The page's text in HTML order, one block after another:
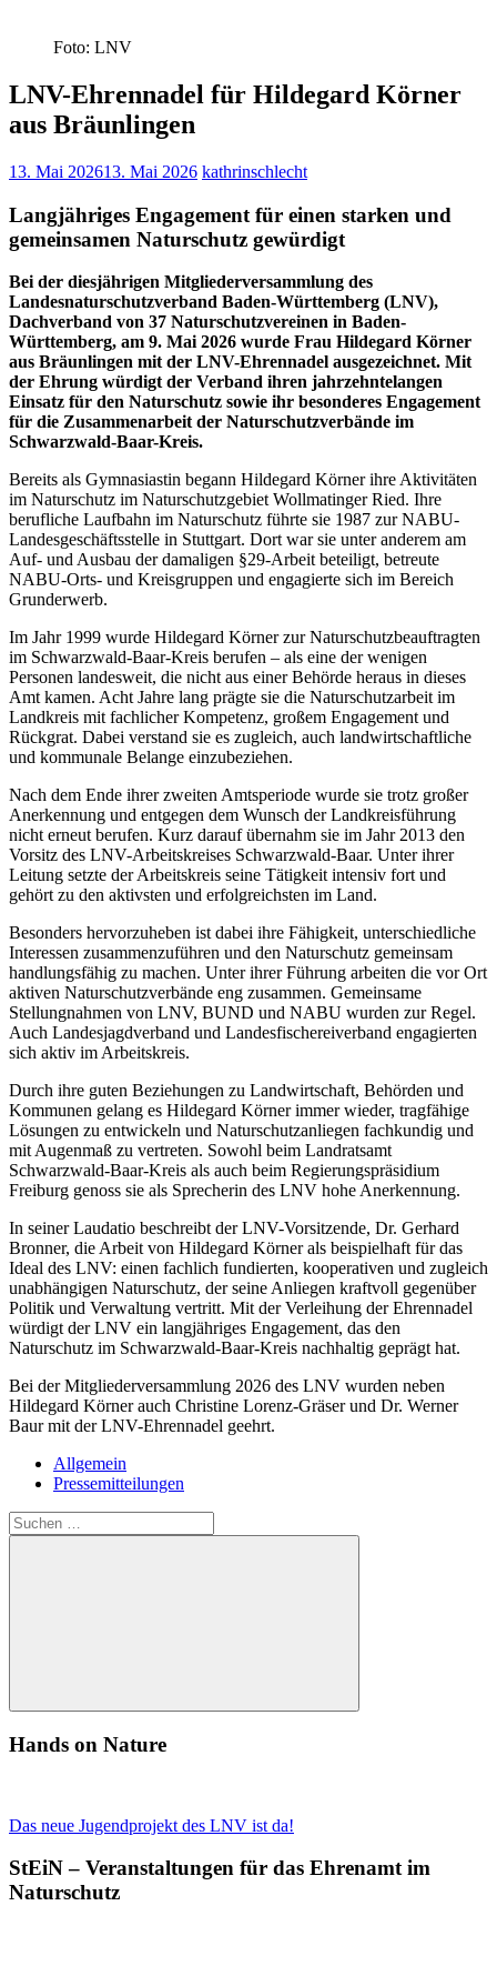
Foto: LNV
LNV-Ehrennadel für Hildegard Körner
aus Bräunlingen
13. Mai 202613. Mai 2026 kathrinschlecht
Langjähriges Engagement für einen starken und
gemeinsamen Naturschutz gewürdigt
Bei der diesjährigen Mitgliederversammlung des
Landesnaturschutzverband Baden-Württemberg (LNV),
Dachverband von 37 Naturschutzvereinen in Baden-
Württemberg, am 9. Mai 2026 wurde Frau Hildegard Körner
aus Bräunlingen mit der LNV-Ehrennadel ausgezeichnet. Mit
der Ehrung würdigt der Verband ihren jahrzehntelangen
Einsatz für den Naturschutz sowie ihr besonderes Engagement
für die Zusammenarbeit der Naturschutzverbände im
Schwarzwald-Baar-Kreis.
Bereits als Gymnasiastin begann Hildegard Körner ihre Aktivitäten
im Naturschutz im Naturschutzgebiet Wollmatinger Ried. Ihre
berufliche Laufbahn im Naturschutz führte sie 1987 zur NABU-
Landesgeschäftsstelle in Stuttgart. Dort war sie unter anderem am
Auf- und Ausbau der damaligen §29-Arbeit beteiligt, betreute
NABU-Orts- und Kreisgruppen und engagierte sich im Bereich
Grunderwerb.
Im Jahr 1999 wurde Hildegard Körner zur Naturschutzbeauftragten
im Schwarzwald-Baar-Kreis berufen – als eine der wenigen
Personen landesweit, die nicht aus einer Behörde heraus in dieses
Amt kamen. Acht Jahre lang prägte sie die Naturschutzarbeit im
Landkreis mit fachlicher Kompetenz, großem Engagement und
Rückgrat. Dabei verstand sie es zugleich, auch landwirtschaftliche
und kommunale Belange einzubeziehen.
Nach dem Ende ihrer zweiten Amtsperiode wurde sie trotz großer
Anerkennung und entgegen dem Wunsch der Landkreisführung
nicht erneut berufen. Kurz darauf übernahm sie im Jahr 2013 den
Vorsitz des LNV-Arbeitskreises Schwarzwald-Baar. Unter ihrer
Leitung setzte der Arbeitskreis seine Tätigkeit intensiv fort und
gehört zu den aktivsten und erfolgreichsten im Land.
Besonders hervorzuheben ist dabei ihre Fähigkeit, unterschiedliche
Interessen zusammenzuführen und den Naturschutz gemeinsam
handlungsfähig zu machen. Unter ihrer Führung arbeiten die vor Ort
aktiven Naturschutzverbände eng zusammen. Gemeinsame
Stellungnahmen von LNV, BUND und NABU wurden zur Regel.
Auch Landesjagdverband und Landesfischereiverband engagierten
sich aktiv im Arbeitskreis.
Durch ihre guten Beziehungen zu Landwirtschaft, Behörden und
Kommunen gelang es Hildegard Körner immer wieder, tragfähige
Lösungen zu entwickeln und Naturschutzanliegen fachkundig und
mit Augenmaß zu vertreten. Sowohl beim Landratsamt
Schwarzwald-Baar-Kreis als auch beim Regierungspräsidium
Freiburg genoss sie als Sprecherin des LNV hohe Anerkennung.
In seiner Laudatio beschreibt der LNV-Vorsitzende, Dr. Gerhard
Bronner, die Arbeit von Hildegard Körner als beispielhaft für das
Ideal des LNV: einen fachlich fundierten, kooperativen und zugleich
unabhängigen Naturschutz, der seine Anliegen kraftvoll gegenüber
Politik und Verwaltung vertritt. Mit der Verleihung der Ehrennadel
würdigt der LNV ein langjähriges Engagement, das den
Naturschutz im Schwarzwald-Baar-Kreis nachhaltig geprägt hat.
Bei der Mitgliederversammlung 2026 des LNV wurden neben
Hildegard Körner auch Christine Lorenz-Gräser und Dr. Werner
Baur mit der LNV-Ehrennadel geehrt.
Allgemein
Pressemitteilungen
Suchen
nach:
Suchen
Hands on Nature
Das neue Jugendprojekt des LNV ist da!
StEiN – Veranstaltungen für das Ehrenamt im
Naturschutz